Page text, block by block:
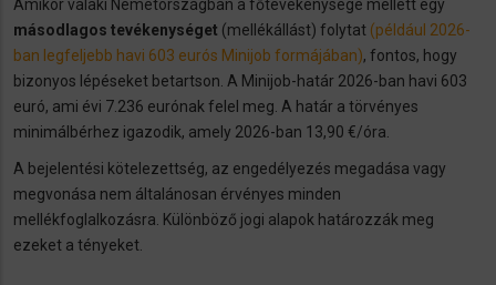
Amikor valaki Németországban a főtevékenysége mellett egy
másodlagos tevékenységet (mellékállást) folytat (például 2026-
ban legfeljebb havi 603 eurós Minijob formájában), fontos, hogy
bizonyos lépéseket betartson. A Minijob-határ 2026-ban havi 603
euró, ami évi 7.236 eurónak felel meg. A határ a törvényes
minimálbérhez igazodik, amely 2026-ban 13,90 €/óra.
A bejelentési kötelezettség, az engedélyezés megadása vagy
megvonása nem általánosan érvényes minden
mellékfoglalkozásra. Különböző jogi alapok határozzák meg
ezeket a tényeket.